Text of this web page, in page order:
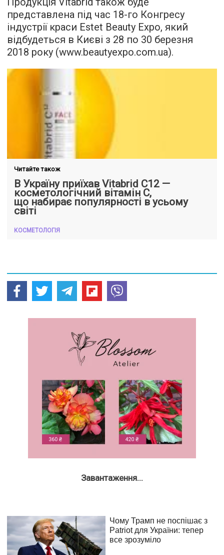
представлена під час 18-го Конгресу
індустрії краси Estet Beauty Expo, який
відбудеться в Києві з 28 по 30 березня
2018 року (www.beautyexpo.com.ua).
Читайте також
В Україну приїхав Vitabrid C12 —
косметологічний вітамін C,
що набирає популярності в усьому
світі
КОСМЕТОЛОГІЯ
Завантаження...